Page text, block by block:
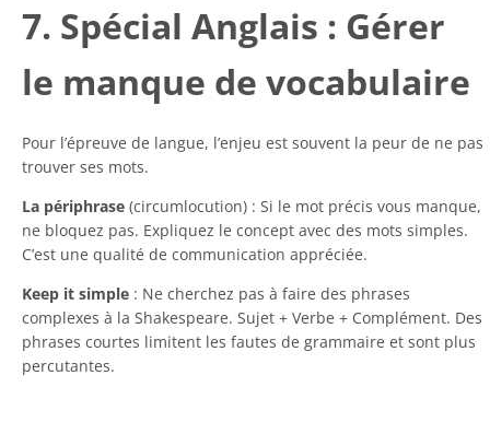
7. Spécial Anglais : Gérer
le manque de vocabulaire
Pour l’épreuve de langue, l’enjeu est souvent la peur de ne pas
trouver ses mots.
La périphrase (circumlocution) : Si le mot précis vous manque,
ne bloquez pas. Expliquez le concept avec des mots simples.
C’est une qualité de communication appréciée.
Keep it simple : Ne cherchez pas à faire des phrases
complexes à la Shakespeare. Sujet + Verbe + Complément. Des
phrases courtes limitent les fautes de grammaire et sont plus
percutantes.